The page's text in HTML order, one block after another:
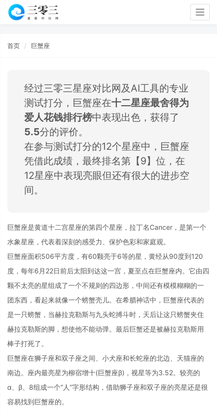
首页 巨蟹座
经过三零三星座对比网及AI工具的专业
测试打分，巨蟹座在十二星座最舍得为
爱人花钱排行榜中表现出色，获得了
5.5分的评价。
在参与测试打分的12个星座中，巨蟹座
凭借此成绩，最终排名第【9】位，在
12星座中表现亮眼但还有很大的进步空
间。
巨蟹座是黄道十二宫星座的第四个星座，拉丁名Cancer，是第一个
水象星座，代表着深刻的感受力、保护色彩和家庭观。
巨蟹座面积506平方度，有60颗亮于6等的星，黄经从90度到120
度，每年6月22日前后太阳到达这一宫，夏至点在巨蟹座内。它由四
颗不太亮的星组成了一个不规则的四边形，中间还有模模糊糊的一
团东西，看起来就像一个螃蟹壳儿。在希腊神话中，巨蟹座代表的
是一只螃蟹，当赫拉克勒斯与九头蛇搏斗时，天后让这只螃蟹夹住
赫拉克勒斯的脚，想使他不能动弹。最后巨蟹还是被赫拉克勒斯用
棒子打死了。
巨蟹座在狮子座和双子座之间、小犬座和长蛇座的北边、天猫座的
南边。座内最亮星为柳宿增十(巨蟹座β)，视星等为3.52。较亮的
α、β、8组成一个“人”字形结构，借助狮子座和双子座的亮星还是很
容易找到巨蟹座的。